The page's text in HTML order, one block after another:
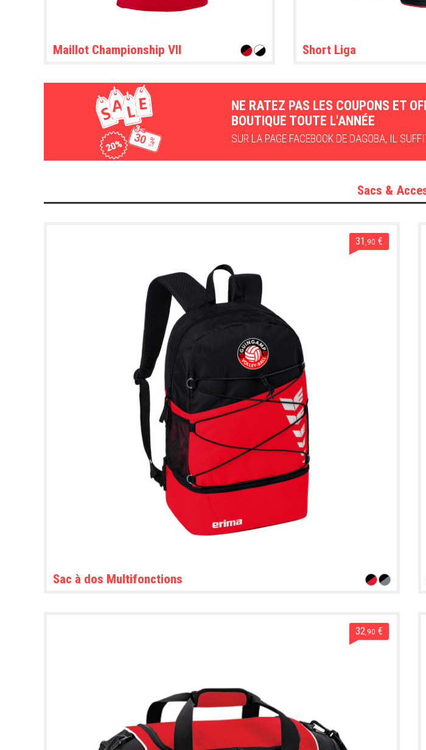
Maillot Championship VII Short Liga
NE RATEZ PAS LES COUPONS ET
BOUTIQUE TOUTE L'ANNÉE
SUR LA PAGE FACEBOOK DE DAGOBA, IL
Sacs &
31 ,90 €
Sac à dos Multifonctions
32 ,90 €